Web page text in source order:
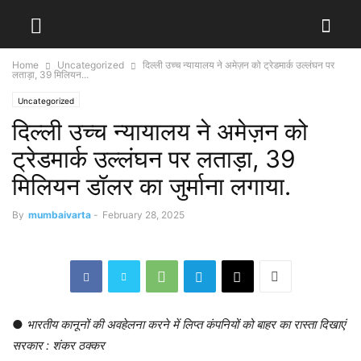
Home Uncategorized
दिल्ली उच्च न्यायालय ने अमेज़न को ट्रेडमार्क उल्लंघन पर
लताड़ा, 39 मिलियन...
Uncategorized
दिल्ली उच्च न्यायालय ने अमेज़न को
ट्रेडमार्क उल्लंघन पर लताड़ा, 39
मिलियन डॉलर का जुर्माना लगाया.
By mumbaivarta - February 28, 2025
● भारतीय कानूनों की अवहेलना करने में लिप्त कंपनियों को बाहर का रास्ता दिखाएं
सरकार : शंकर ठक्कर